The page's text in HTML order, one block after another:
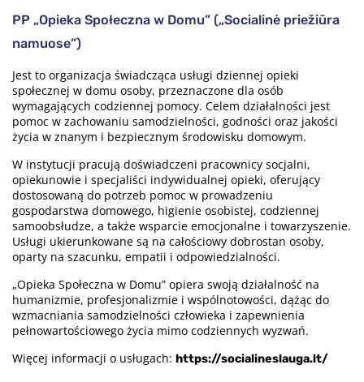
PP „Opieka Społeczna w Domu” („Socialinė priežiūra
namuose”)
Jest to organizacja świadcząca usługi dziennej opieki
społecznej w domu osoby, przeznaczone dla osób
wymagających codziennej pomocy. Celem działalności jest
pomoc w zachowaniu samodzielności, godności oraz jakości
życia w znanym i bezpiecznym środowisku domowym.
W instytucji pracują doświadczeni pracownicy socjalni,
opiekunowie i specjaliści indywidualnej opieki, oferujący
dostosowaną do potrzeb pomoc w prowadzeniu
gospodarstwa domowego, higienie osobistej, codziennej
samoobsłudze, a także wsparcie emocjonalne i towarzyszenie.
Usługi ukierunkowane są na całościowy dobrostan osoby,
oparty na szacunku, empatii i odpowiedzialności.
„Opieka Społeczna w Domu” opiera swoją działalność na
humanizmie, profesjonalizmie i wspólnotowości, dążąc do
wzmacniania samodzielności człowieka i zapewnienia
pełnowartościowego życia mimo codziennych wyzwań.
Więcej informacji o usługach: https://socialineslauga.lt/